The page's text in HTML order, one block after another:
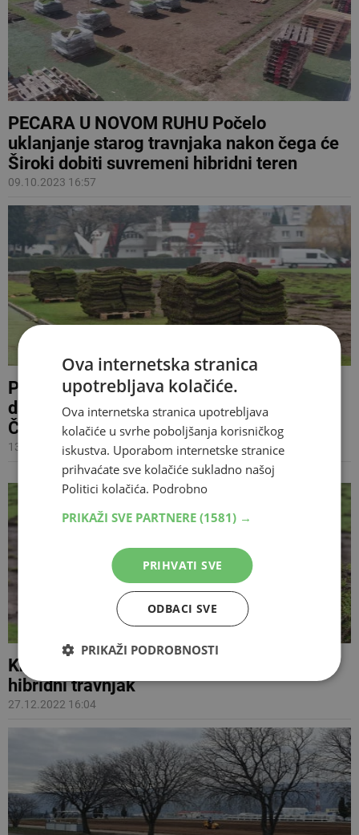
PECARA U NOVOM RUHU Počelo
uklanjanje starog travnjaka nakon čega će
Široki dobiti suvremeni hibridni teren
09.10.2023 16:57
PROBIJENI ROKOVI Je li trener Zrinjskog
danas otkrio do kada će Plemići igrati u
Čitluku?
13.04.2023 19:04
Krenuli radovi, Zrinjski će dobiti novi
hibridni travnjak
27.12.2022 16:04
Ova internetska stranica
upotrebljava kolačiće.
Ova internetska stranica upotrebljava
kolačiće u svrhe poboljšanja korisničkog
iskustva. Uporabom internetske stranice
prihvaćate sve kolačiće sukladno našoj
Politici kolačića. Podrobno
PRIKAŽI SVE PARTNERE (1581) →
PRIHVATI SVE
ODBACI SVE
PRIKAŽI PODROBNOSTI